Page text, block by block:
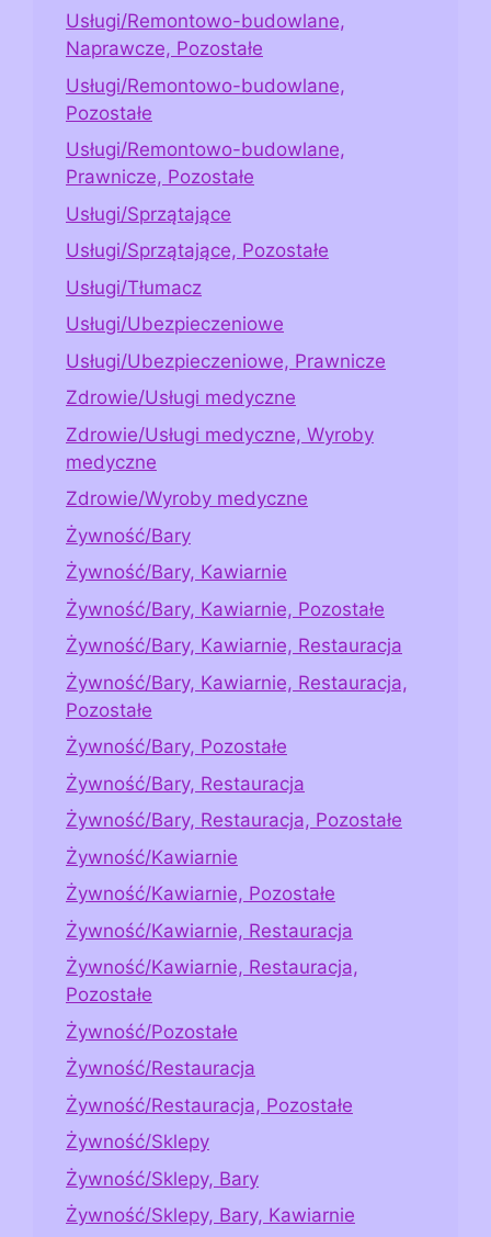
Usługi/Remontowo-budowlane,
Naprawcze, Pozostałe
Usługi/Remontowo-budowlane,
Pozostałe
Usługi/Remontowo-budowlane,
Prawnicze, Pozostałe
Usługi/Sprzątające
Usługi/Sprzątające, Pozostałe
Usługi/Tłumacz
Usługi/Ubezpieczeniowe
Usługi/Ubezpieczeniowe, Prawnicze
Zdrowie/Usługi medyczne
Zdrowie/Usługi medyczne, Wyroby
medyczne
Zdrowie/Wyroby medyczne
Żywność/Bary
Żywność/Bary, Kawiarnie
Żywność/Bary, Kawiarnie, Pozostałe
Żywność/Bary, Kawiarnie, Restauracja
Żywność/Bary, Kawiarnie, Restauracja,
Pozostałe
Żywność/Bary, Pozostałe
Żywność/Bary, Restauracja
Żywność/Bary, Restauracja, Pozostałe
Żywność/Kawiarnie
Żywność/Kawiarnie, Pozostałe
Żywność/Kawiarnie, Restauracja
Żywność/Kawiarnie, Restauracja,
Pozostałe
Żywność/Pozostałe
Żywność/Restauracja
Żywność/Restauracja, Pozostałe
Żywność/Sklepy
Żywność/Sklepy, Bary
Żywność/Sklepy, Bary, Kawiarnie